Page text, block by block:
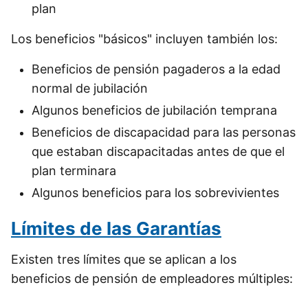
plan
Los beneficios "básicos" incluyen también los:
Beneficios de pensión pagaderos a la edad
normal de jubilación
Algunos beneficios de jubilación temprana
Beneficios de discapacidad para las personas
que estaban discapacitadas antes de que el
plan terminara
Algunos beneficios para los sobrevivientes
Límites de las Garantías
Existen tres límites que se aplican a los
beneficios de pensión de empleadores múltiples: